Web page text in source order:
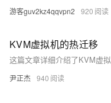
游客guv2kz4qqvpn2 920
KVM虚拟机的热迁移
尹正杰 940